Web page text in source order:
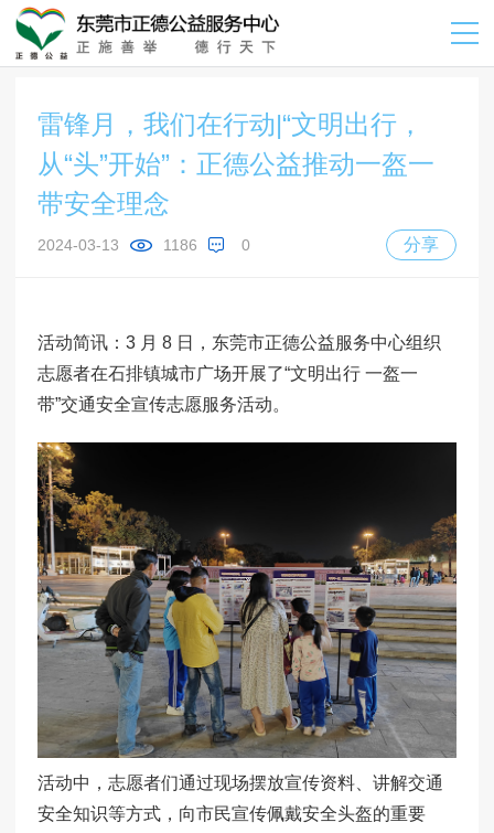
雷锋月，我们在行动|“文明出行，
从“头”开始”：正德公益推动一盔一
带安全理念
2024-03-13 1186 0 分享
活动简讯：3 月 8 日，东莞市正德公益服务中心组织
志愿者在石排镇城市广场开展了“文明出行 一盔一
带”交通安全宣传志愿服务活动。
活动中，志愿者们通过现场摆放宣传资料、讲解交通
安全知识等方式，向市民宣传佩戴安全头盔的重要